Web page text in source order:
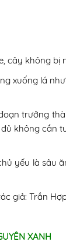
cây không bị
xuống lá
trưởng
không cần
yếu là sâu
giả: Trần
XANH